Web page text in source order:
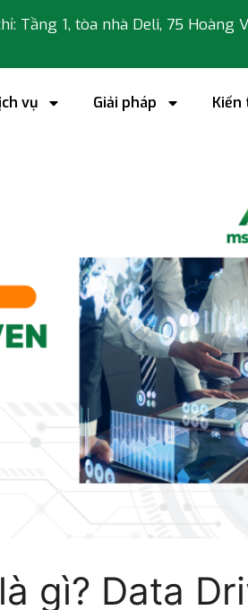
Tầng 1, tòa nhà Deli, 75 Hoàng
vụ Giải pháp Kiến
gì? Data